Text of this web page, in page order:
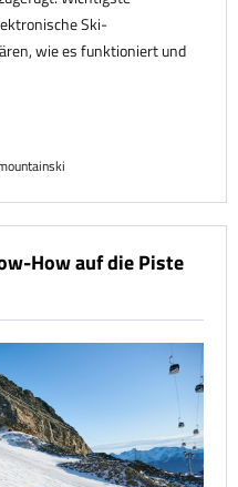
Ski-
wie es funktioniert und
How auf die Piste